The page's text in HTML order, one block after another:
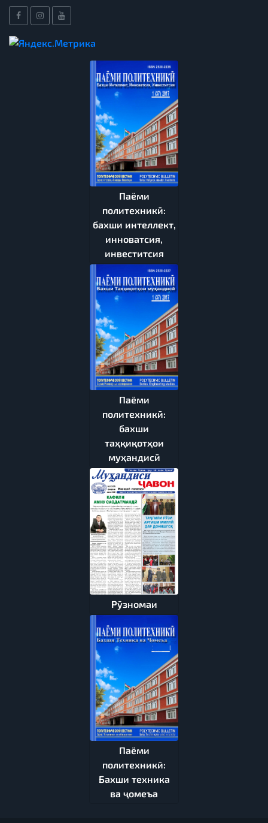
Паёми
политехникӣ:
бахши интеллект,
инноватсия,
инвеститсия
Паёми
политехникӣ:
бахши
таҳқиқотҳои
муҳандисӣ
Рӯзномаи
Паёми
политехникӣ:
Бахши техника
ва ҷомеъа